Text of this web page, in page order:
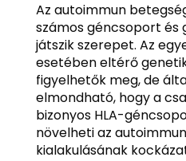
Az autoimmun
számos géncsoport és
játszik szerepet. Az
esetében eltérő
figyelhetők meg, de
elmondható, hogy a
bizonyos HLA-
növelheti az
kialakulásának